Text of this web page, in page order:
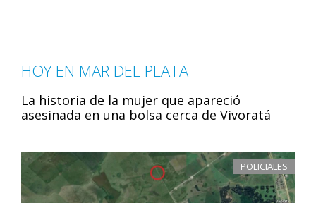
HOY EN MAR DEL PLATA
La historia de la mujer que apareció
asesinada en una bolsa cerca de Vivoratá
POLICIALES